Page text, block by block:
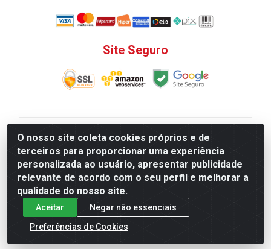
O nosso site coleta cookies próprios e de
terceiros para proporcionar uma experiência
personalizada ao usuário, apresentar publicidade
relevante de acordo com o seu perfil e melhorar a
qualidade do nosso site.
Aceitar
Negar não essenciais
Preferências de Cookies
Site Seguro
V. C. Ferragens LTDA - Rua do Matoso, 132 - Praça da
Bandeira, Rio de Janeiro/ RJ - CEP 20.270-135 - CNPJ
12.324.723/0001-25
Todas as regras de promoções, descontos, preços e
prazos de pagamento e entrega expostos aqui são
válidos apenas para compras via internet. Preços e
estoque sujeito a alterações sem aviso prévio.